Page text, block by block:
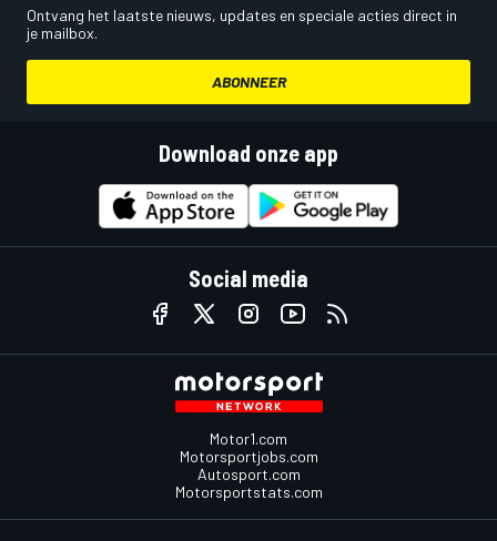
Ontvang het laatste nieuws, updates en speciale acties direct in
je mailbox.
ABONNEER
Download onze app
Social media
Motor1.com
Motorsportjobs.com
Autosport.com
Motorsportstats.com